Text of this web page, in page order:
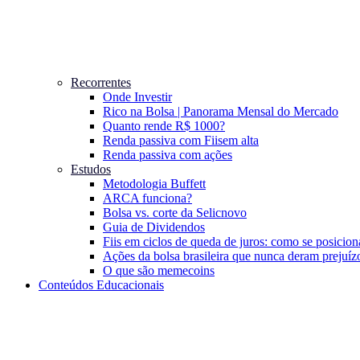
Recorrentes
Onde Investir
Rico na Bolsa | Panorama Mensal do Mercado
Quanto rende R$ 1000?
Renda passiva com Fiisem alta
Renda passiva com ações
Estudos
Metodologia Buffett
ARCA funciona?
Bolsa vs. corte da Selicnovo
Guia de Dividendos
Fiis em ciclos de queda de juros: como se
Ações da bolsa brasileira que nunca deram
O que são memecoins
Conteúdos Educacionais